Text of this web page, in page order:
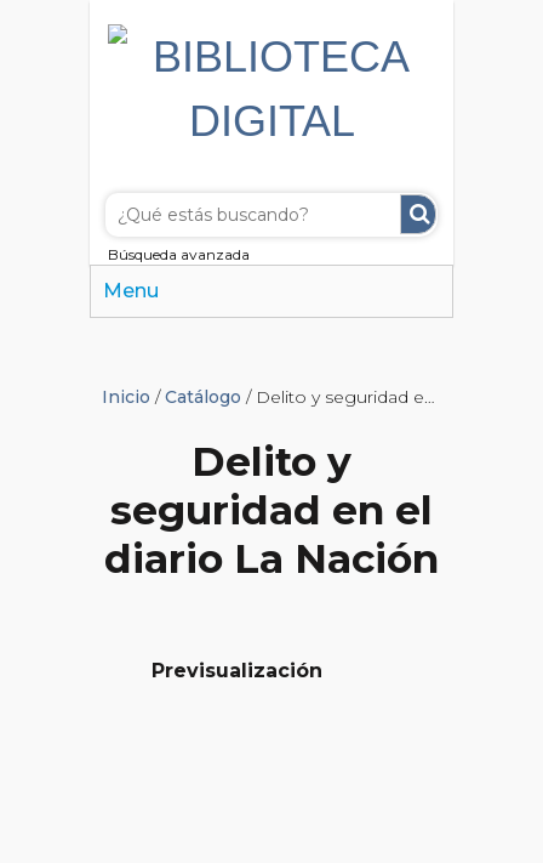
Búsqueda avanzada
Menu
Inicio /Catálogo / Delito y seguridad en el diario La Nación
Delito y
seguridad en el
diario La Nación
Previsualización